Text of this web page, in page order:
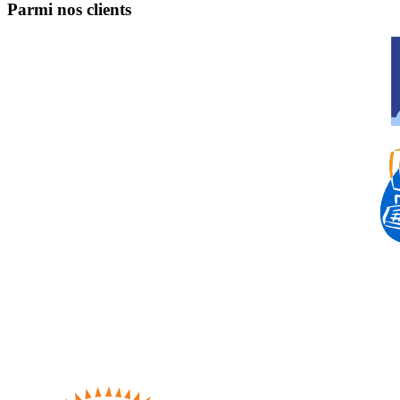
Parmi nos clients